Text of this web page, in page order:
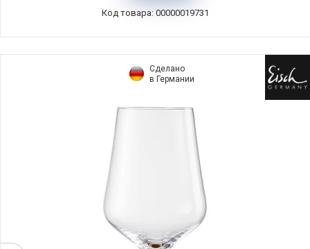
Код товара: 00000019731
Сделано
в Германии